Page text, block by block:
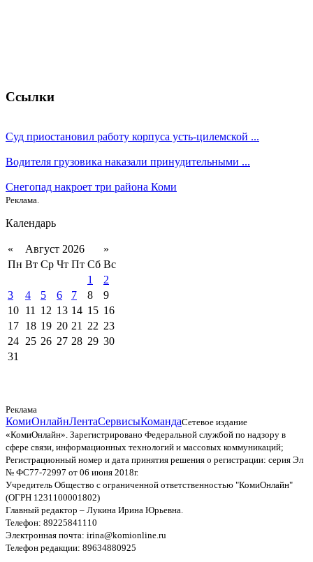
Ссылки
Суд приостановил работу корпуса усть-цилемской ...
Водителя грузовика наказали принудительными ...
Снегопад накроет три района Коми
Реклама.
Календарь
« Август 2026
»
Пн Вт Ср Чт Пт Сб Вс
1
2
3
4 5 6 7 8
9
10 11 12 13 14 15 16
17 18 19 20 21 22 23
24 25 26 27 28 29 30
31
Реклама
КомиОнлайнЛентаСервисыКомандаСетевое издание
«КомиОнлайн». Зарегистрировано Федеральной службой по надзору в
сфере связи, информационных технологий и массовых коммуникаций;
Регистрационный номер и дата принятия решения о регистрации: серия Эл
№ ФС77-72997 от 06 июня 2018г.
Учредитель Общество с ограниченной ответственностью "КомиОнлайн"
(ОГРН 1231100001802)
Главный редактор – Лукина Ирина Юрьевна.
Телефон: 89225841110
Электронная почта: irina@komionline.ru
Телефон редакции: 89634880925